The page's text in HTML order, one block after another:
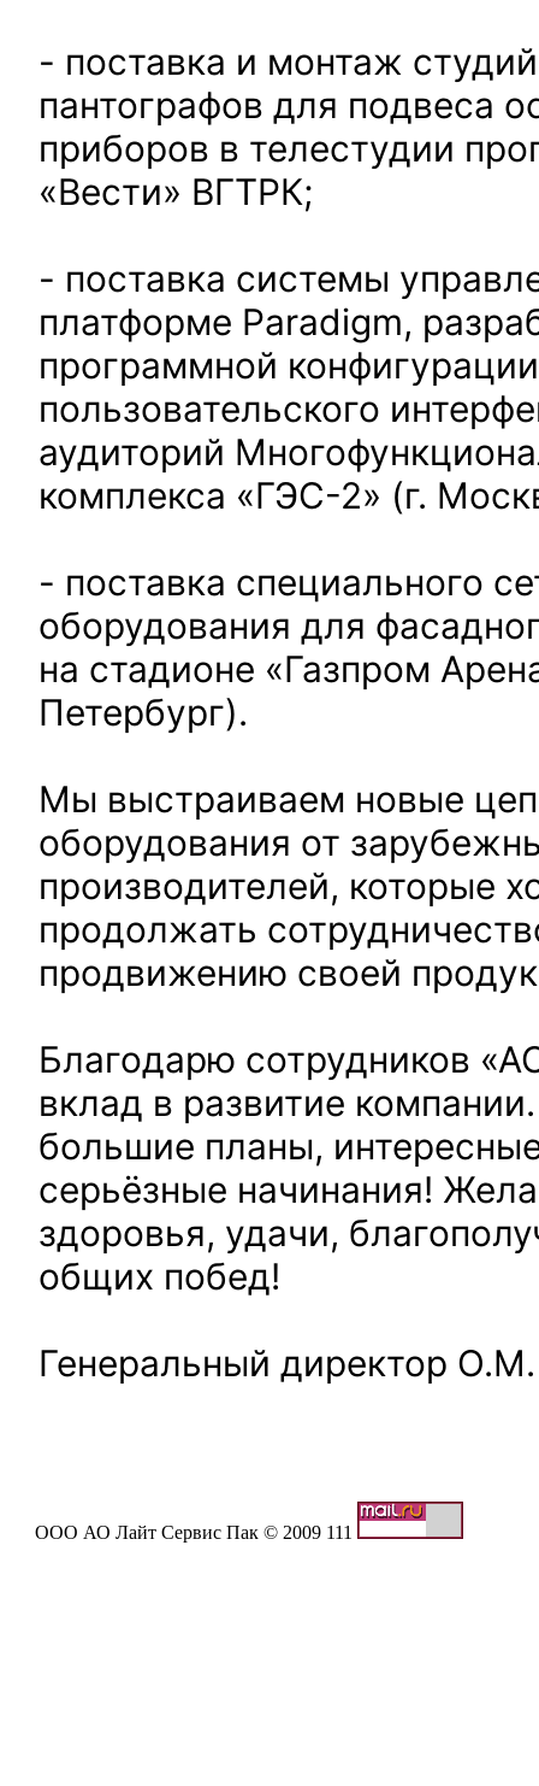
- поставка и монтаж
пантографов для подвеса
приборов в телестудии
«Вести» ВГТРК;
- поставка системы
платформе Paradigm,
программной
пользовательского
аудиторий
комплекса «ГЭС-2» (г.
- поставка специального
оборудования для
на стадионе «Газпром
Петербург).
Мы выстраиваем новые
оборудования от
производителей, которые
продолжать
продвижению своей
Благодарю сотрудников
вклад в развитие
большие планы,
серьёзные начинания!
здоровья, удачи,
общих побед!
Генеральный директор
ООО АО Лайт Сервис Пак © 2009 111